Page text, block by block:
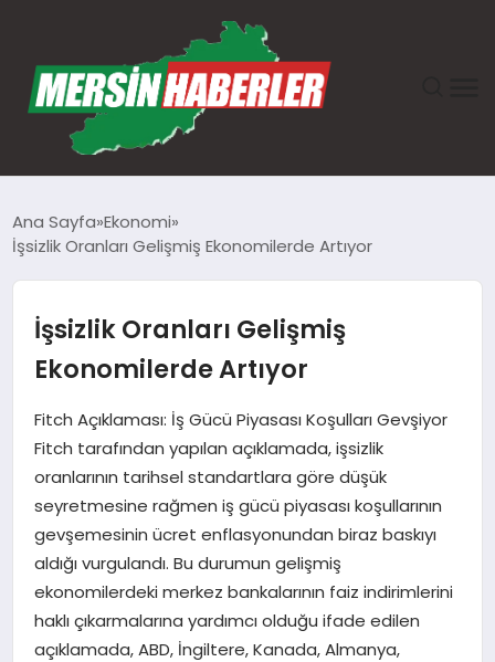
EKONOMI
SAĞLIK
TEKNOLOJI
YAŞAM
Ana Sayfa Ekonomi
İşsizlik Oranları Gelişmiş Ekonomilerde Artıyor
İşsizlik Oranları Gelişmiş
Ekonomilerde Artıyor
Fitch Açıklaması: İş Gücü Piyasası Koşulları Gevşiyor
Fitch tarafından yapılan açıklamada, işsizlik
oranlarının tarihsel standartlara göre düşük
seyretmesine rağmen iş gücü piyasası koşullarının
gevşemesinin ücret enflasyonundan biraz baskıyı
aldığı vurgulandı. Bu durumun gelişmiş
ekonomilerdeki merkez bankalarının faiz indirimlerini
haklı çıkarmalarına yardımcı olduğu ifade edilen
açıklamada, ABD, İngiltere, Kanada, Almanya,